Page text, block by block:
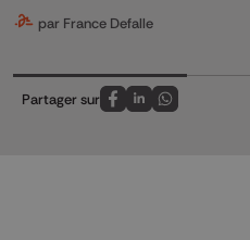
par France Defalle
Partager sur
Partagez sur FaceBook
Partagez sur
Partagez sur